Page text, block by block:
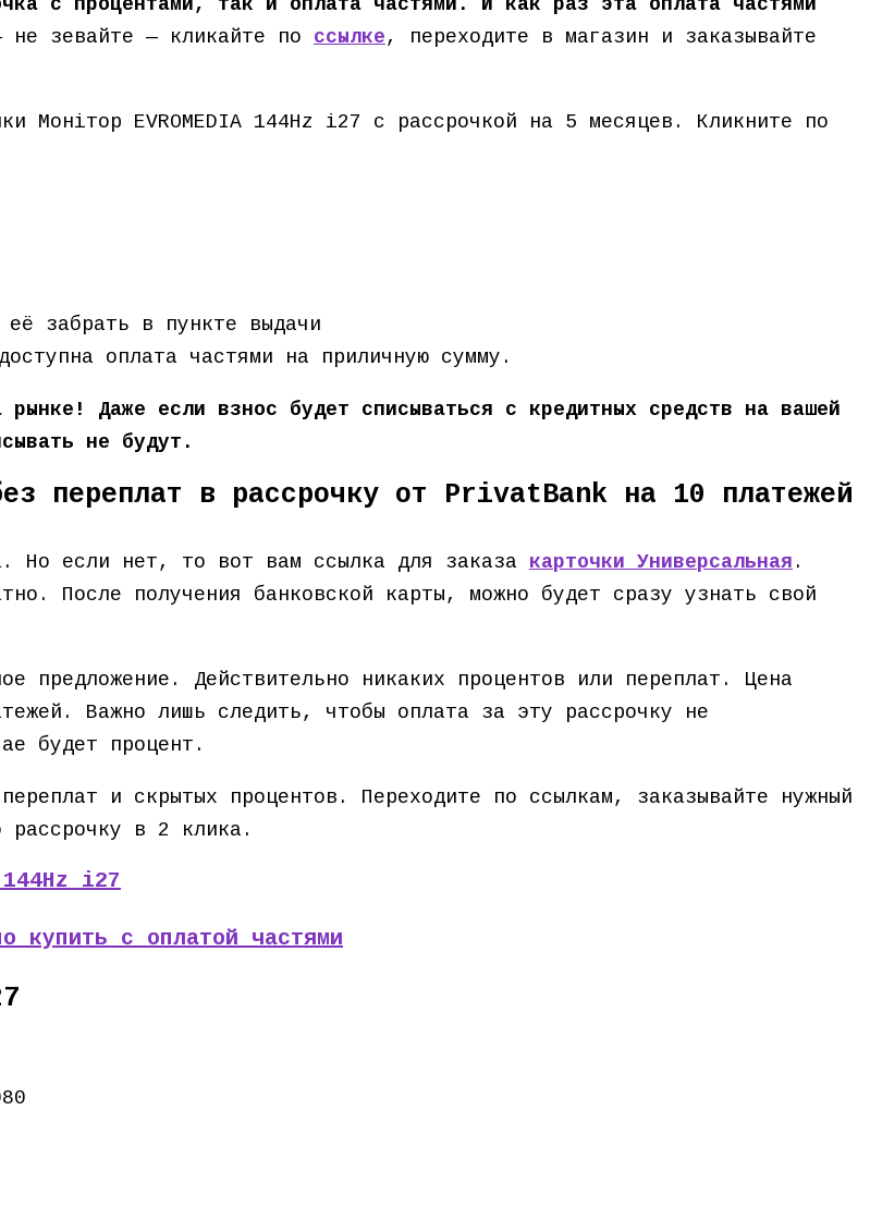
с процентами, так и оплата частями. И как раз эта оплата частями
не зевайте — кликайте по ссылке, переходите в магазин и заказывайте
Монітор EVROMEDIA 144Hz i27 с рассрочкой на 5 месяцев. Кликните по
забрать в пункте выдачи
оплата частями на приличную сумму.
Даже если взнос будет списываться с кредитных средств на вашей
не будут.
переплат в рассрочку от PrivatBank на 10 платежей
Но если нет, то вот вам ссылка для заказа карточки Универсальная .
После получения банковской карты, можно будет сразу узнать свой
предложение. Действительно никаких процентов или переплат. Цена
Важно лишь следить, чтобы оплата за эту рассрочку не
будет процент.
и скрытых процентов. Переходите по ссылкам, заказывайте нужный
рассрочку в 2 клика.
144Hz i27
купить с оплатой частями